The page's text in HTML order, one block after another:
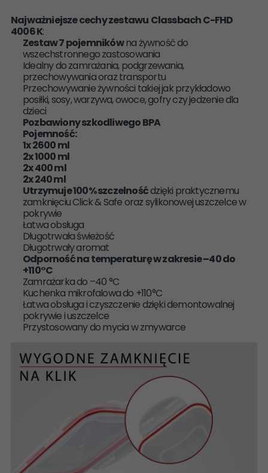
Najważniejsze cechy zestawu Classbach C-FHD
4006 K:
Zestaw 7 pojemnikówna żywność do
wszechstronnego zastosowania
Idealny do zamrażania, podgrzewania,
przechowywania oraz transportu
Przechowywanie żywności takiej jak przykładowo
posiłki, sosy, warzywa, owoce, gofry czy jedzenie dla
dzieci
Pozbawiony szkodliwego BPA
Pojemność:
1x 2600 ml
2x 1000 ml
2x 400 ml
2x 240 ml
Utrzymuje 100% szczelnośćdzięki praktycznemu
zamknięciu Click & Safe oraz sylikonowej uszczelce w
pokrywie
Łatwa obsługa
Długotrwała świeżość
Długotrwały aromat
Odporność na temperaturę w zakresie –40 do
+110°C
Zamrażarka do –40 °C
Kuchenka mikrofalowa do +110°C
Łatwa obsługa i czyszczenie dzięki demontowalnej
pokrywie i uszczelce
Przystosowany do mycia w zmywarce